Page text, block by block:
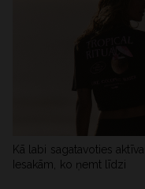
Kā labi sagatavoties
Iesakām, ko ņemt līdzi